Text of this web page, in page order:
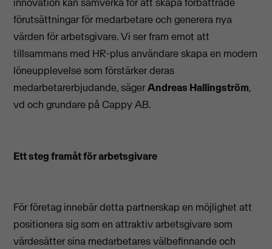
förutsättningar för medarbetare och generera nya
värden för arbetsgivare. Vi ser fram emot att
tillsammans med HR-plus användare skapa en modern
löneupplevelse som förstärker deras
medarbetarerbjudande, sägerAndreas Hallingström,
vd och grundare på Cappy AB.
Ett steg framåt för arbetsgivare
För företag innebär detta partnerskap en möjlighet att
positionera sig som en attraktiv arbetsgivare som
värdesätter sina medarbetares välbefinnande och